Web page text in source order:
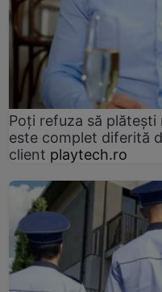
Poți refuza să
este complet diferită
client playtech.ro